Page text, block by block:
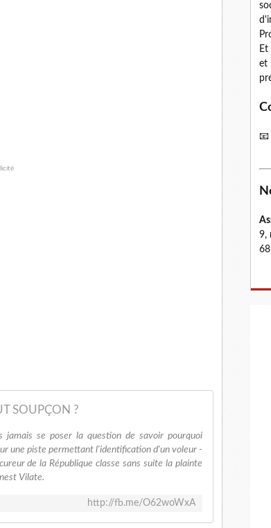
SOUPÇON ?
se poser la question de savoir pourquoi
une piste permettant l'identification d'un voleur -
de la République classe sans suite la plainte
Vilate.
http://fb.me/O62woWxA
Et
et
📧
9,